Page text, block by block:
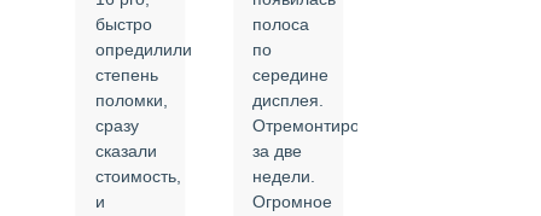
быстро
опредилили
степень
поломки,
сразу
сказали
стоимость,
и
полоса
по
середине
дисплея.
Отремонтировали
за две
недели.
Огромное